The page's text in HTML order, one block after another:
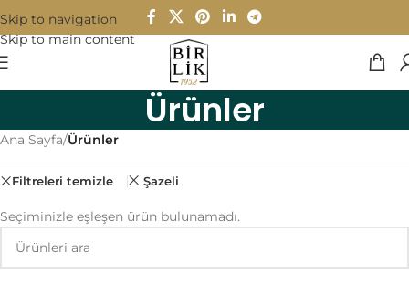
Skip to navigation
Skip to main content
Ürünler
Ana Sayfa/Ürünler
Filtreleri temizle Şazeli
Seçiminizle eşleşen ürün bulunamadı.